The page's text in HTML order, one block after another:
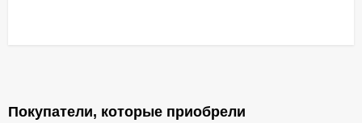
Покупатели, которые приобрели